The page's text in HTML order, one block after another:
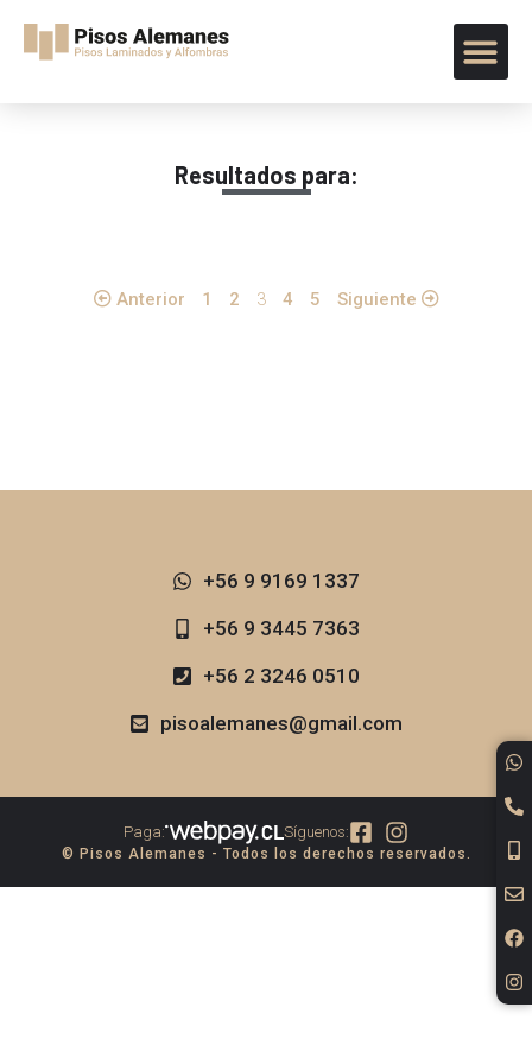
Resultados para:
Anterior 1 2 3 4 5 Siguiente
+56 9 9169 1337​
+56 9 3445 7363
+56 2 3246 0510
pisoalemanes@gmail.com
Paga: Síguenos:
© Pisos Alemanes - Todos los derechos reservados.